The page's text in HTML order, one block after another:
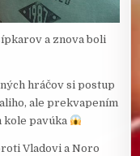
a znova boli
hráčov si postup
ale prekvapením
kole pavúka
Vladovi a Noro